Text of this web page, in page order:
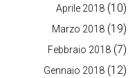
Aprile 2018 (10)
Marzo 2018 (19)
Febbraio 2018 (7)
Gennaio 2018 (12)